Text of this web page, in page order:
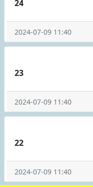
24
2024-07-09 11:40
23
2024-07-09 11:40
22
2024-07-09 11:40